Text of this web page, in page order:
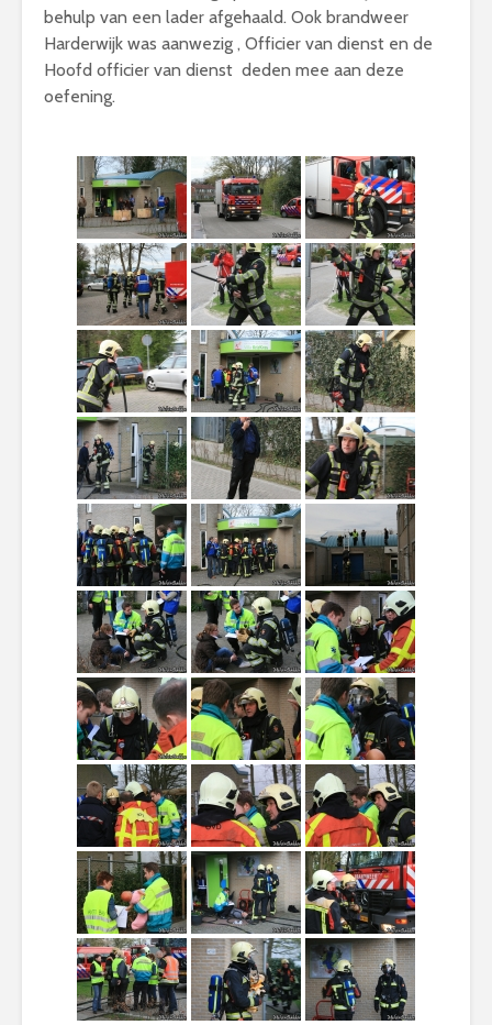
behulp van een lader afgehaald. Ook brandweer
Harderwijk was aanwezig , Officier van dienst en de
Hoofd officier van dienst deden mee aan deze
oefening.